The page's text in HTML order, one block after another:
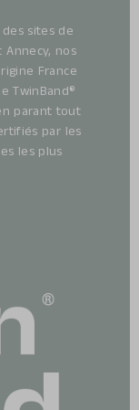
sites de
nos
France
TwinBand®
parant tout
par les
les plus